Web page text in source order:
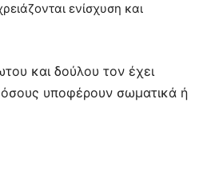
ενίσχυση και
και δούλου τον έχει
όσους υποφέρουν σωματικά ή